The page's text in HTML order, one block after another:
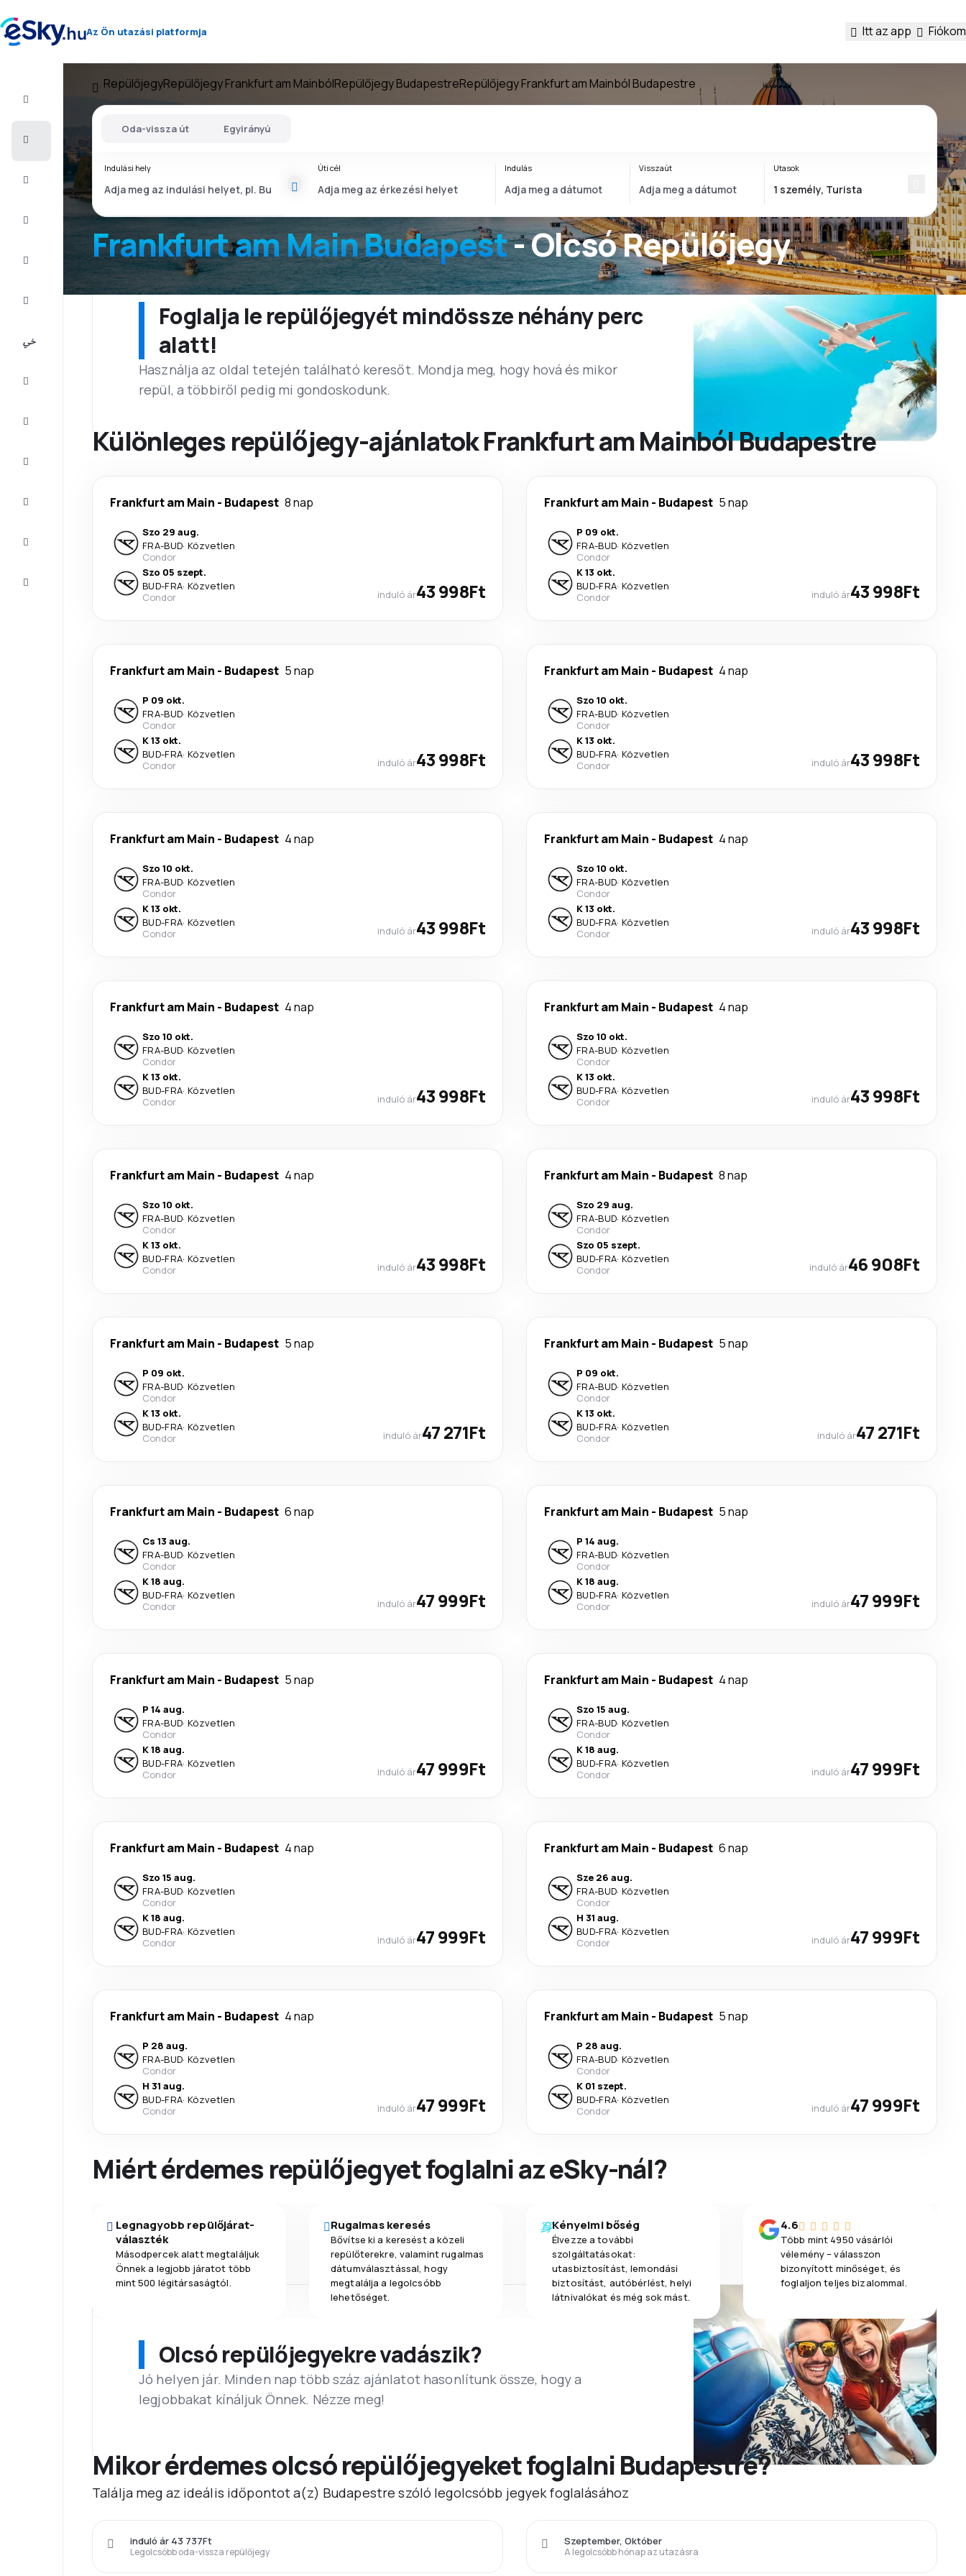
Az Ön utazási platformja Itt az app Fiókom
Repülőjegy
Nyaralás
RepülőjegyRepülőjegy Frankfurt am MainbólRepülőjegy BudapestreRepülőjegy Frankfurt am Mainból Budapestre
Frankfurt am Main Budapest- Olcsó Repülőjegy
Oda-vissza út Egyirányú
Indulási hely Úti cél Indulás Visszaút Utasok
Foglalja le repülőjegyét mindössze néhány perc
alatt!
Használja az oldal tetején található keresőt. Mondja meg, hogy hová és mikor
repül, a többiről pedig mi gondoskodunk.
Különleges repülőjegy-ajánlatok Frankfurt am Mainból Budapestre
Frankfurt am Main - Budapest 8 nap
Szo 29 aug.
FRA-BUD· Közvetlen
Condor
Szo 05 szept.
BUD-FRA· Közvetlen
Condor
induló ár43 998Ft
Frankfurt am Main - Budapest 5 nap
P 09 okt.
FRA-BUD· Közvetlen
Condor
K 13 okt.
BUD-FRA· Közvetlen
Condor
induló ár43 998Ft
Frankfurt am Main - Budapest 5 nap
P 09 okt.
FRA-BUD· Közvetlen
Condor
K 13 okt.
BUD-FRA· Közvetlen
Condor
induló ár43 998Ft
Frankfurt am Main - Budapest 4 nap
Szo 10 okt.
FRA-BUD· Közvetlen
Condor
K 13 okt.
BUD-FRA· Közvetlen
Condor
induló ár43 998Ft
Frankfurt am Main - Budapest 4 nap
Szo 10 okt.
FRA-BUD· Közvetlen
Condor
K 13 okt.
BUD-FRA· Közvetlen
Condor
induló ár43 998Ft
Frankfurt am Main - Budapest 4 nap
Szo 10 okt.
FRA-BUD· Közvetlen
Condor
K 13 okt.
BUD-FRA· Közvetlen
Condor
induló ár43 998Ft
Frankfurt am Main - Budapest 4 nap
Szo 10 okt.
FRA-BUD· Közvetlen
Condor
K 13 okt.
BUD-FRA· Közvetlen
Condor
induló ár43 998Ft
Frankfurt am Main - Budapest 4 nap
Szo 10 okt.
FRA-BUD· Közvetlen
Condor
K 13 okt.
BUD-FRA· Közvetlen
Condor
induló ár43 998Ft
Frankfurt am Main - Budapest 4 nap
Szo 10 okt.
FRA-BUD· Közvetlen
Condor
K 13 okt.
BUD-FRA· Közvetlen
Condor
induló ár43 998Ft
Frankfurt am Main - Budapest 8 nap
Szo 29 aug.
FRA-BUD· Közvetlen
Condor
Szo 05 szept.
BUD-FRA· Közvetlen
Condor
induló ár46 908Ft
Frankfurt am Main - Budapest 5 nap
P 09 okt.
FRA-BUD· Közvetlen
Condor
K 13 okt.
BUD-FRA· Közvetlen
Condor
induló ár47 271Ft
Frankfurt am Main - Budapest 5 nap
P 09 okt.
FRA-BUD· Közvetlen
Condor
K 13 okt.
BUD-FRA· Közvetlen
Condor
induló ár47 271Ft
Frankfurt am Main - Budapest 6 nap
Cs 13 aug.
FRA-BUD· Közvetlen
Condor
K 18 aug.
BUD-FRA· Közvetlen
Condor
induló ár47 999Ft
Frankfurt am Main - Budapest 5 nap
P 14 aug.
FRA-BUD· Közvetlen
Condor
K 18 aug.
BUD-FRA· Közvetlen
Condor
induló ár47 999Ft
Frankfurt am Main - Budapest 5 nap
P 14 aug.
FRA-BUD· Közvetlen
Condor
K 18 aug.
BUD-FRA· Közvetlen
Condor
induló ár47 999Ft
Frankfurt am Main - Budapest 4 nap
Szo 15 aug.
FRA-BUD· Közvetlen
Condor
K 18 aug.
BUD-FRA· Közvetlen
Condor
induló ár47 999Ft
Frankfurt am Main - Budapest 4 nap
Szo 15 aug.
FRA-BUD· Közvetlen
Condor
K 18 aug.
BUD-FRA· Közvetlen
Condor
induló ár47 999Ft
Frankfurt am Main - Budapest 6 nap
Sze 26 aug.
FRA-BUD· Közvetlen
Condor
H 31 aug.
BUD-FRA· Közvetlen
Condor
induló ár47 999Ft
Frankfurt am Main - Budapest 4 nap
P 28 aug.
FRA-BUD· Közvetlen
Condor
H 31 aug.
BUD-FRA· Közvetlen
Condor
induló ár47 999Ft
Frankfurt am Main - Budapest 5 nap
P 28 aug.
FRA-BUD· Közvetlen
Condor
K 01 szept.
BUD-FRA· Közvetlen
Condor
induló ár47 999Ft
Miért érdemes repülőjegyet foglalni az eSky-nál?
Legnagyobb repülőjárat-
választék
Másodpercek alatt megtaláljuk
Önnek a legjobb járatot több
mint 500 légitársaságtól.
Rugalmas keresés
Bővítse ki a keresést a közeli
repülőterekre, valamint rugalmas
dátumválasztással, hogy
megtalálja a legolcsóbb
lehetőséget.
Kényelmi bőség
Élvezze a további
szolgáltatásokat:
utasbiztosítást, lemondási
biztosítást, autóbérlést, helyi
látnivalókat és még sok mást.
4.6
Több mint 4950 vásárlói
vélemény – válasszon
bizonyított minőséget, és
foglaljon teljes bizalommal.
Olcsó repülőjegyekre vadászik?
Jó helyen jár. Minden nap több száz ajánlatot hasonlítunk össze, hogy a
legjobbakat kínáljuk Önnek. Nézze meg!
Mikor érdemes olcsó repülőjegyeket foglalni Budapestre?
Találja meg az ideális időpontot a(z) Budapestre szóló legolcsóbb jegyek foglalásához
Legolcsóbb oda-vissza repülőjegy
induló ár 43 737Ft
A legolcsóbb hónap az utazásra
Szeptember, Október